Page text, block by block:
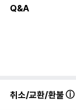
Q&A
취소/교환/환불